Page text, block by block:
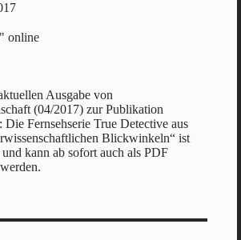
online
Ausgabe von
(04/2017) zur Publikation
Die Fernsehserie True Detective aus
Blickwinkeln“ ist
kann ab sofort auch als PDF